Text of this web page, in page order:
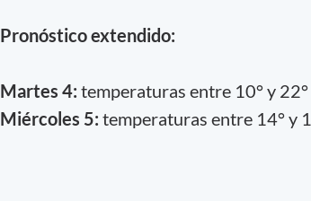
Pronóstico extendido:
Martes 4: temperaturas entre 10° y
Miércoles 5: temperaturas entre 14° y